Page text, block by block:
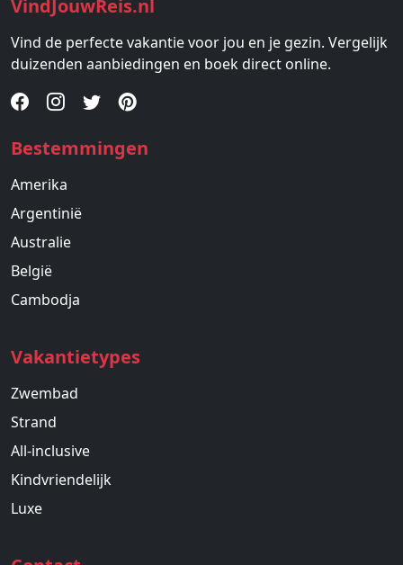
VindJouwReis.nl
Vind de perfecte vakantie voor jou en je gezin. Vergelijk
duizenden aanbiedingen en boek direct online.
Bestemmingen
Amerika
Argentinië
Australie
België
Cambodja
Vakantietypes
Zwembad
Strand
All-inclusive
Kindvriendelijk
Luxe